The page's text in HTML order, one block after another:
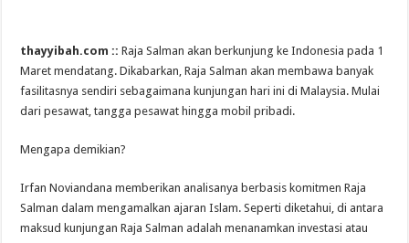
thayyibah.com ::Raja Salman akan berkunjung ke Indonesia pada 1
Maret mendatang. Dikabarkan, Raja Salman akan membawa banyak
fasilitasnya sendiri sebagaimana kunjungan hari ini di Malaysia. Mulai
dari pesawat, tangga pesawat hingga mobil pribadi.
Mengapa demikian?
Irfan Noviandana memberikan analisanya berbasis komitmen Raja
Salman dalam mengamalkan ajaran Islam. Seperti diketahui, di antara
maksud kunjungan Raja Salman adalah menanamkan investasi atau